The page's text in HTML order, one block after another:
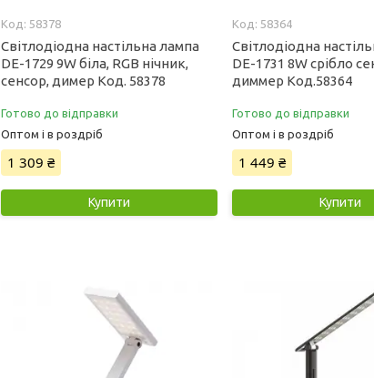
58378
Світлодіодна настільна лампа
DE-1729 9W біла, RGB нічник,
сенсор, димер Код. 58378
Готово до відправки
Оптом і в роздріб
1 309 ₴
Купити
58364
Світлодіодна
DE-1731 8W срібло
диммер Код.58364
Готово до відправки
Оптом і в роздріб
1 449 ₴
Купити